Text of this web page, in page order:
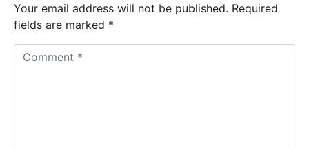
Your email address will not be published. Required
fields are marked *